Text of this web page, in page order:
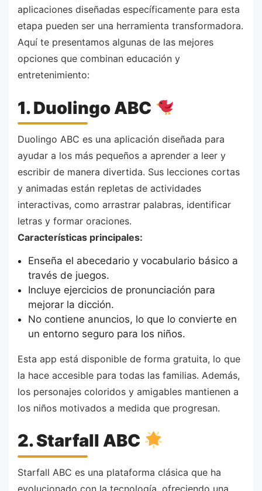
aplicaciones diseñadas específicamente para esta
etapa pueden ser una herramienta transformadora.
Aquí te presentamos algunas de las mejores
opciones que combinan educación y
entretenimiento:
1. Duolingo ABC
Duolingo ABC es una aplicación diseñada para
ayudar a los más pequeños a aprender a leer y
escribir de manera divertida. Sus lecciones cortas
y animadas están repletas de actividades
interactivas, como arrastrar palabras, identificar
letras y formar oraciones.
Características principales:
Enseña el abecedario y vocabulario básico a
través de juegos.
Incluye ejercicios de pronunciación para
mejorar la dicción.
No contiene anuncios, lo que lo convierte en
un entorno seguro para los niños.
Esta app está disponible de forma gratuita, lo que
la hace accesible para todas las familias. Además,
los personajes coloridos y amigables mantienen a
los niños motivados a medida que progresan.
2. Starfall ABC
Starfall ABC es una plataforma clásica que ha
evolucionado con la tecnología, ofreciendo una